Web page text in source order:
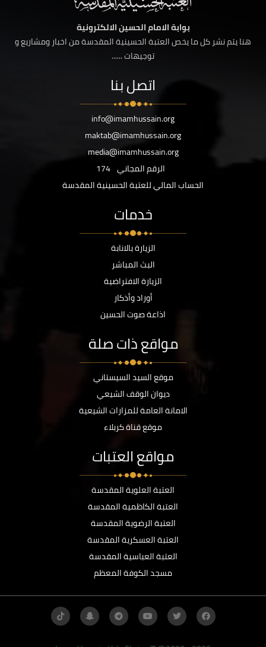
بوابة الامام الحسين الالكترونية
هنا يتم نشر كل ما يخص العتبة الحسينية المقدسة من اخبار ومشاريع و
توجيهات ......
اتصل بنا
info@imamhussain.org
maktab@imamhussain.org
media@imamhussain.org
الرقم المجاني 174
الحساب المالي للعتبة الحسينية المقدسة
خدمات
الزيارة بالانابة
البث المباشر
الزيارة الافتراضية
أوراد وأذكار
اذاعة صوت الحسين
مواقع ذات صلة
موقع السيد السيستاني
ديوان الوقف الشيعي
الامانة العامة للمزارات الشيعية
موقع قناة كربلاء
مواقع العتبات
العتبة العلوية المقدسة
العتبة الكاظمية المقدسة
العتبة الرضوية المقدسة
العتبة العسكرية المقدسة
العتبة العباسية المقدسة
مسجد الكوفة المعظم